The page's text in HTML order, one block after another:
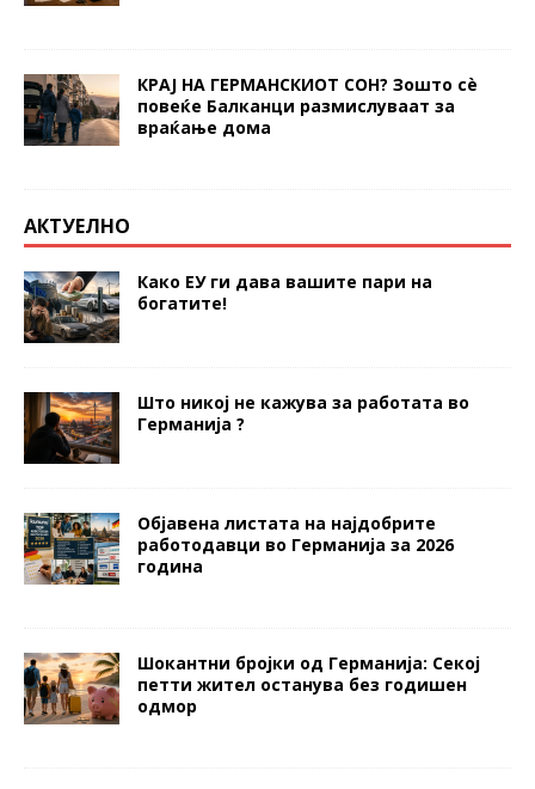
КРАЈ НА ГЕРМАНСКИОТ СОН? Зошто сè
повеќе Балканци размислуваат за
враќање дома
АКТУЕЛНО
Како ЕУ ги дава вашите пари на
богатите!
Што никој не кажува за работата во
Германија ?
Објавена листата на најдобрите
работодавци во Германија за 2026
година
Шокантни бројки од Германија: Секој
петти жител останува без годишен
одмор